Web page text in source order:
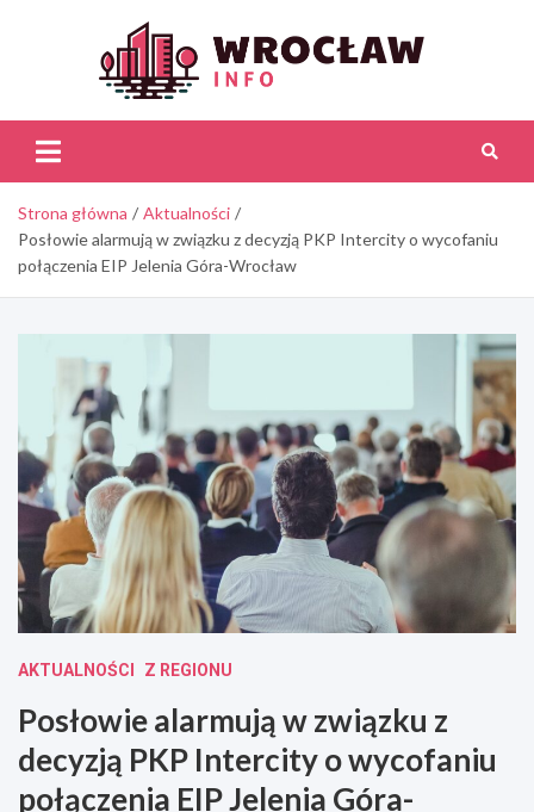
Strona główna
Aktualności
Posłowie alarmują w związku z decyzją PKP Intercity o wycofaniu
połączenia EIP Jelenia Góra-Wrocław
AKTUALNOŚCI Z REGIONU
Posłowie alarmują w związku z
decyzją PKP Intercity o wycofaniu
połączenia EIP Jelenia Góra-